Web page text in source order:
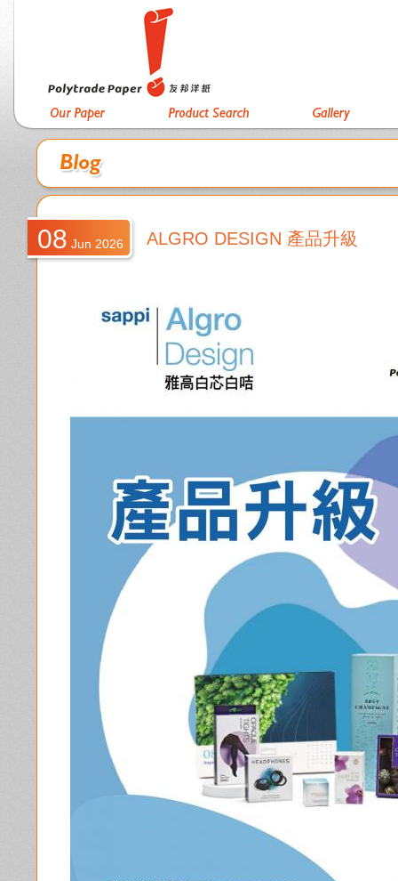
08 Jun 2026 ALGRO DESIGN 產品升級